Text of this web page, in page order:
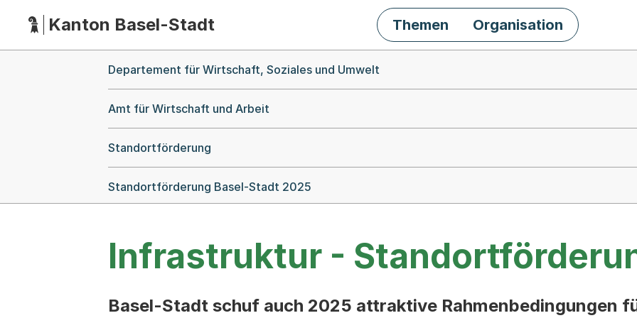
HauptnavigationKanton Basel-Stadt Themen Organisation
Departement für Wirtschaft, Soziales und Umwelt
Amt für Wirtschaft und Arbeit
Standortförderung
Standortförderung Basel-Stadt 2025
Infrastruktur -
Basel-Stadt schuf auch 2025 attraktive Rahmenbedingungen